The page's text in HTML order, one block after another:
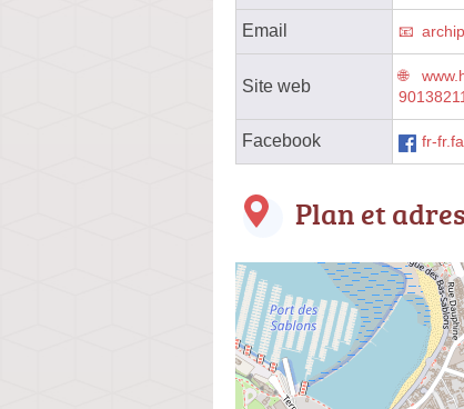
Email
Site web
90138211
Facebook fr-
Plan et